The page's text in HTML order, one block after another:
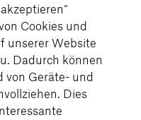
Die Kapuze
die mit rotem
sich dank
AMG Rot und mit
individuell
sind in 1 x 1
AMG
Cookies und
unserer Website
Dadurch können
von Geräte- und
Dies